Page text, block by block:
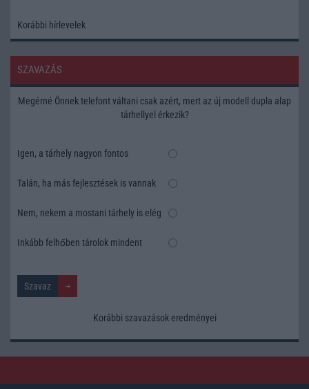
Korábbi hírlevelek
SZAVAZÁS
Megérné Önnek telefont váltani csak azért, mert az új modell dupla alap
tárhellyel érkezik?
Igen, a tárhely nagyon fontos
Talán, ha más fejlesztések is vannak
Nem, nekem a mostani tárhely is elég
Inkább felhőben tárolok mindent
Korábbi szavazások eredményei